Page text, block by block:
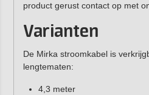
product gerust contact op met
Varianten
De Mirka stroomkabel is
lengtematen:
4,3 meter